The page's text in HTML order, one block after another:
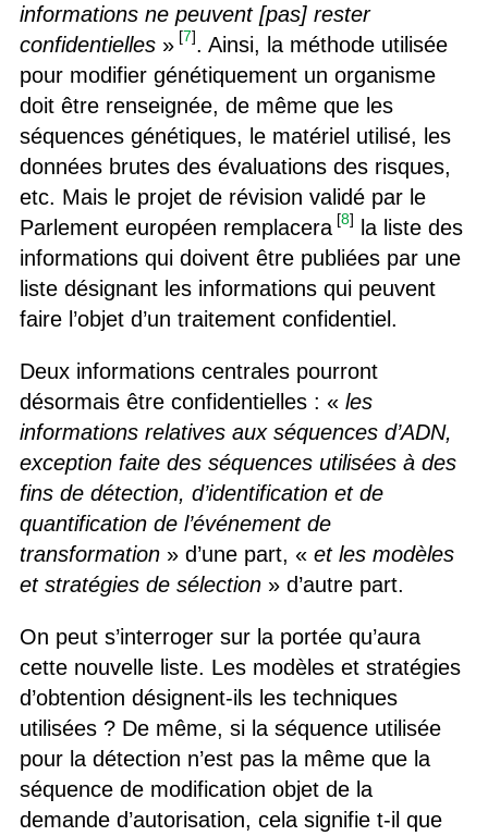
informations ne peuvent [pas] rester
confidentielles» [7]. Ainsi, la méthode utilisée
pour modifier génétiquement un organisme
doit être renseignée, de même que les
séquences génétiques, le matériel utilisé, les
données brutes des évaluations des risques,
etc. Mais le projet de révision validé par le
Parlement européen remplacera [8]
la liste des
informations qui doivent être publiées par une
liste désignant les informations qui peuvent
faire l’objet d’un traitement confidentiel.
Deux informations centrales pourront
désormais être confidentielles : « les
informations relatives aux séquences d’ADN,
exception faite des séquences utilisées à des
fins de détection, d’identification et de
quantification de l’événement de
transformation» d’une part, « et les modèles
et stratégies de sélection» d’autre part.
On peut s’interroger sur la portée qu’aura
cette nouvelle liste. Les modèles et stratégies
d’obtention désignent-ils les techniques
utilisées ? De même, si la séquence utilisée
pour la détection n’est pas la même que la
séquence de modification objet de la
demande d’autorisation, cela signifie t-il que